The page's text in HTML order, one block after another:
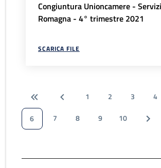
Congiuntura Unioncamere -
Romagna - 4° trimestre 2021
SCARICA FILE
1 2 3 4
6
7 8 9 10